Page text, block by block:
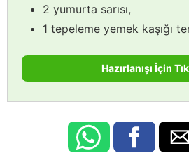
2 yumurta sarısı,
1 tepeleme yemek kaşığı
Hazırlanışı İçin